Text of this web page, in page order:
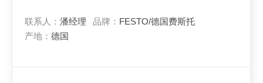
联系人：潘经理 品牌： FESTO/德国费斯托
产地：德国